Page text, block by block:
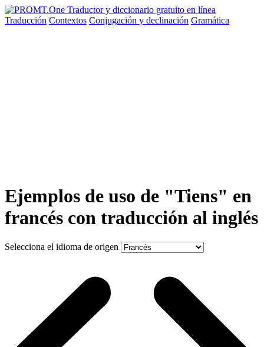
Traducción Contextos Conjugación y declinación Gramática
Ejemplos de uso de "Tiens" en
francés con traducción al inglés
Selecciona el idioma de origen